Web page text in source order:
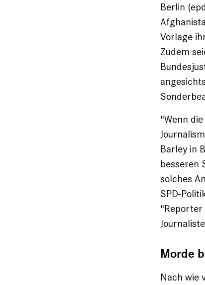
Berlin
Vorlage
Zudem
"Wenn
Barley in
besseren
solches
SPD-
Morde
Nach wie